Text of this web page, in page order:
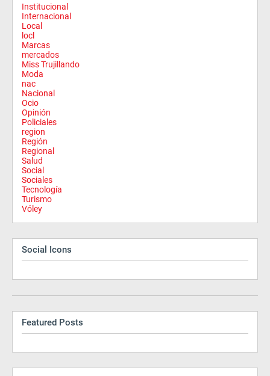
Institucional
Internacional
Local
locl
Marcas
mercados
Miss Trujillando
Moda
nac
Nacional
Ocio
Opinión
Policiales
region
Región
Regional
Salud
Social
Sociales
Tecnología
Turismo
Vóley
Social Icons
Featured Posts